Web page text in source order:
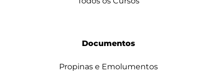
Documentos
Propinas e Emolumentos